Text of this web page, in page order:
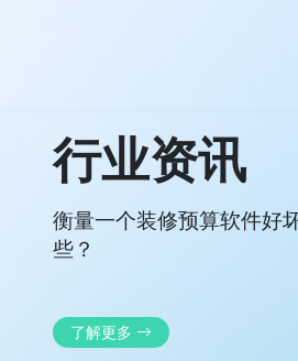
行业资讯
衡量一个装修预算软件好
些？
了解更多